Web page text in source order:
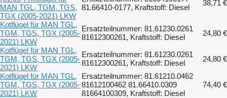
MAN TGL, TGM, TGS,
TGX (2005-2021) LKW
81.66410-0177, Kraftstoff: Diesel
38,71 €
Kotflügel für MAN TGL,
TGM, TGS, TGX (2005-
2021) LKW
Ersatzteilnummer: 81.61230.0261
81612300261, Kraftstoff: Diesel
24,80 €
Kotflügel für MAN TGL,
TGM, TGS, TGX (2005-
2021) LKW
Ersatzteilnummer: 81.61230.0261
81612300261, Kraftstoff: Diesel
24,80 €
Kotflügel für MAN TGL,
TGM, TGS, TGX (2005-
2021) LKW
Ersatzteilnummer: 81.61210.0462
81612100462 81.66410.0309
81664100309, Kraftstoff: Diesel
74,40 €